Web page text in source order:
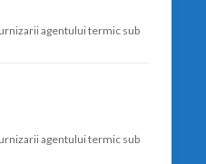
agentului termic sub
agentului termic sub